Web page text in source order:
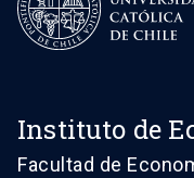
Instituto de
Facultad de